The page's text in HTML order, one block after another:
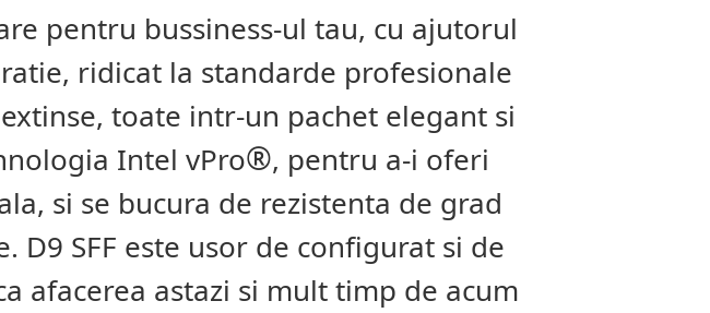
pentru bussiness-ul tau, cu ajutorul
ridicat la standarde profesionale
toate intr-un pachet elegant si
Intel vPro®, pentru a-i oferi
si se bucura de rezistenta de grad
D9 SFF este usor de configurat si de
afacerea astazi si mult timp de acum